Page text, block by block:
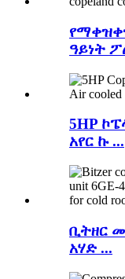
ዓይነት
5HP
አየር ኩ ...
ቢትዘር
አሃድ ...